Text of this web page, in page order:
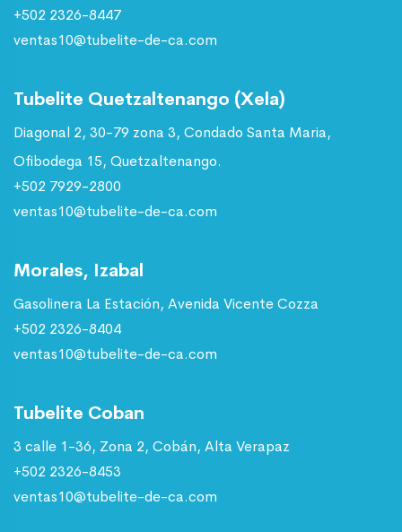
+502 2326-8447
ventas10@tubelite-de-ca.com
Tubelite Quetzaltenango (Xela)
Diagonal 2, 30-79 zona 3, Condado Santa Maria,
Ofibodega 15, Quetzaltenango.
+502 7929-2800
ventas10@tubelite-de-ca.com
Morales, Izabal
Gasolinera La Estación, Avenida Vicente Cozza
+502 2326-8404
ventas10@tubelite-de-ca.com
Tubelite Coban
3 calle 1-36, Zona 2, Cobán, Alta Verapaz
+502 2326-8453
ventas10@tubelite-de-ca.com